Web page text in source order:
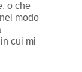
o che
modo
cui mi